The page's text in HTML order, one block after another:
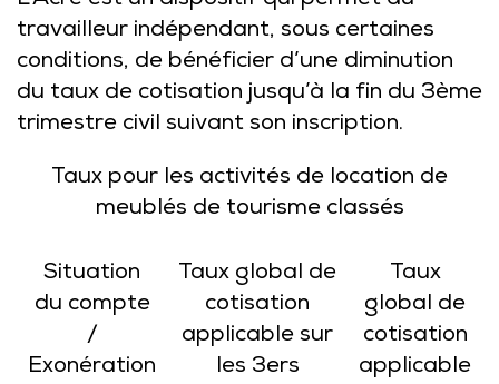
travailleur indépendant, sous certaines
conditions, de bénéficier d’une diminution
du taux de cotisation jusqu’à la fin du 3ème
trimestre civil suivant son inscription.
Taux pour les activités de location de
meublés de tourisme classés
Situation
du compte
/
Exonération
Taux global de
cotisation
applicable sur
les 3ers
Taux
global de
cotisation
applicable